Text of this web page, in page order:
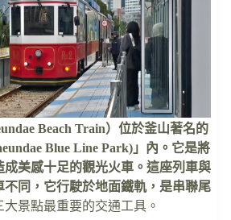
Beach Train）位於釜山著名的
Blue Line Park)」內。它是將
成美感十足的觀光火車。這座列車與
不同，它行駛於地面鐵軌，是串聯尾
大景點最重要的交通工具。